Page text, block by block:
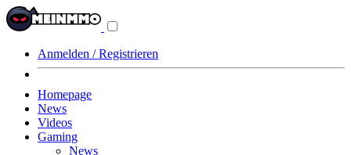
Anmelden / Registrieren
Homepage
News
Videos
Gaming
News